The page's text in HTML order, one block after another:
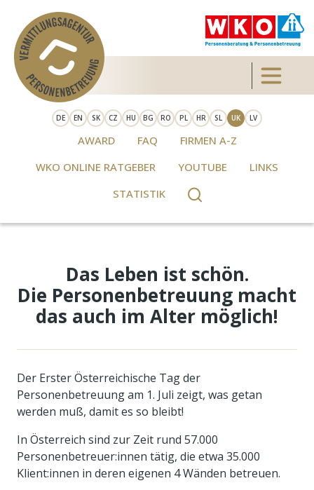
Skip to main content Toggle
DE EN SK CZ HU BG RO PL HR SL UK LV
AWARD FAQ
FIRMEN A-Z
WKO ONLINE RATGEBER
YOUTUBE
LINKS
STATISTIK
Das Leben ist schön.
Die Personenbetreuung macht
das auch im Alter möglich!
Der Erster Österreichische Tag der
Personenbetreuung am 1. Juli zeigt, was getan
werden muß, damit es so bleibt!
In Österreich sind zur Zeit rund 57.000
Personenbetreuer:innen tätig, die etwa 35.000
Klient:innen in deren eigenen 4 Wänden betreuen.